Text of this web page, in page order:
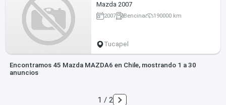
Mazda 2007
2007 Bencina 190000 km
Tucapel
Encontramos 45 Mazda MAZDA6 en Chile, mostrando 1 a 30
anuncios
1 / 2